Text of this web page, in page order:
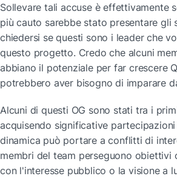
Sollevare tali accuse è effettivamente
più cauto sarebbe stato presentare gli
chiedersi se questi sono i leader che
questo progetto. Credo che alcuni
abbiano il potenziale per far crescere
potrebbero aver bisogno di imparare
Alcuni di questi OG sono stati tra i
acquisendo significative partecipazioni
dinamica può portare a conflitti di
membri del team perseguono obiettivi
con l'interesse pubblico o la visione a